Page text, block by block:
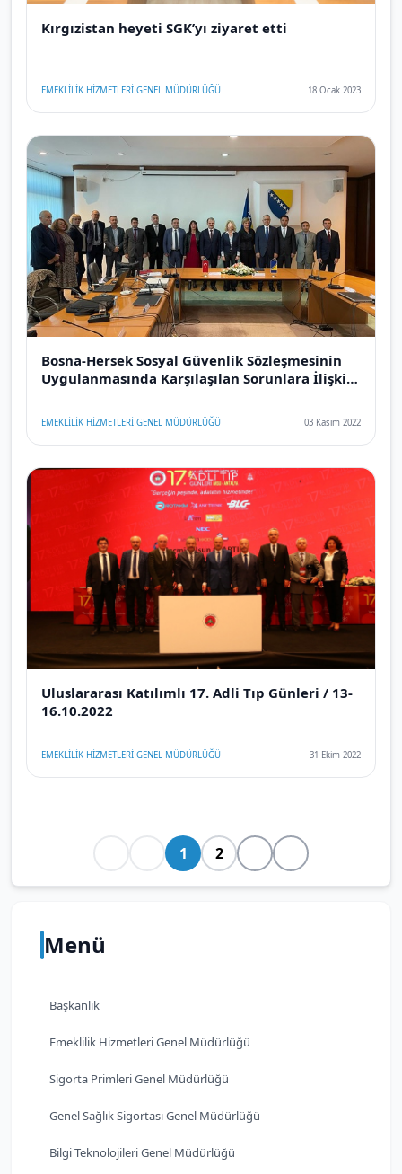
Menü
Başkanlık
Emeklilik Hizmetleri Genel Müdürlüğü
Sigorta Primleri Genel Müdürlüğü
Genel Sağlık Sigortası Genel Müdürlüğü
Bilgi Teknolojileri Genel Müdürlüğü
Kırgızistan heyeti SGK’yı ziyaret etti
EMEKLİLİK HİZMETLERİ GENEL MÜDÜRLÜĞÜ 18 Ocak 2023
Bosna-Hersek Sosyal Güvenlik Sözleşmesinin
Uygulanmasında Karşılaşılan Sorunlara İlişkin
EMEKLİLİK HİZMETLERİ GENEL MÜDÜRLÜĞÜ 03 Kasım 2022
Uluslararası Katılımlı 17. Adli Tıp Günleri / 13-
16.10.2022
EMEKLİLİK HİZMETLERİ GENEL MÜDÜRLÜĞÜ 31 Ekim 2022
1 2